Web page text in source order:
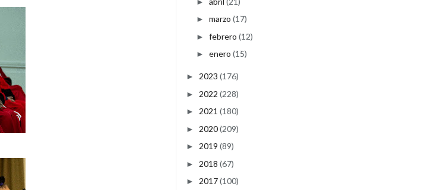
► marzo (17)
► febrero (12)
► enero (15)
► 2023 (176)
► 2022 (228)
► 2021 (180)
► 2020(209)
► 2019 (89)
► 2018 (67)
► 2017(100)